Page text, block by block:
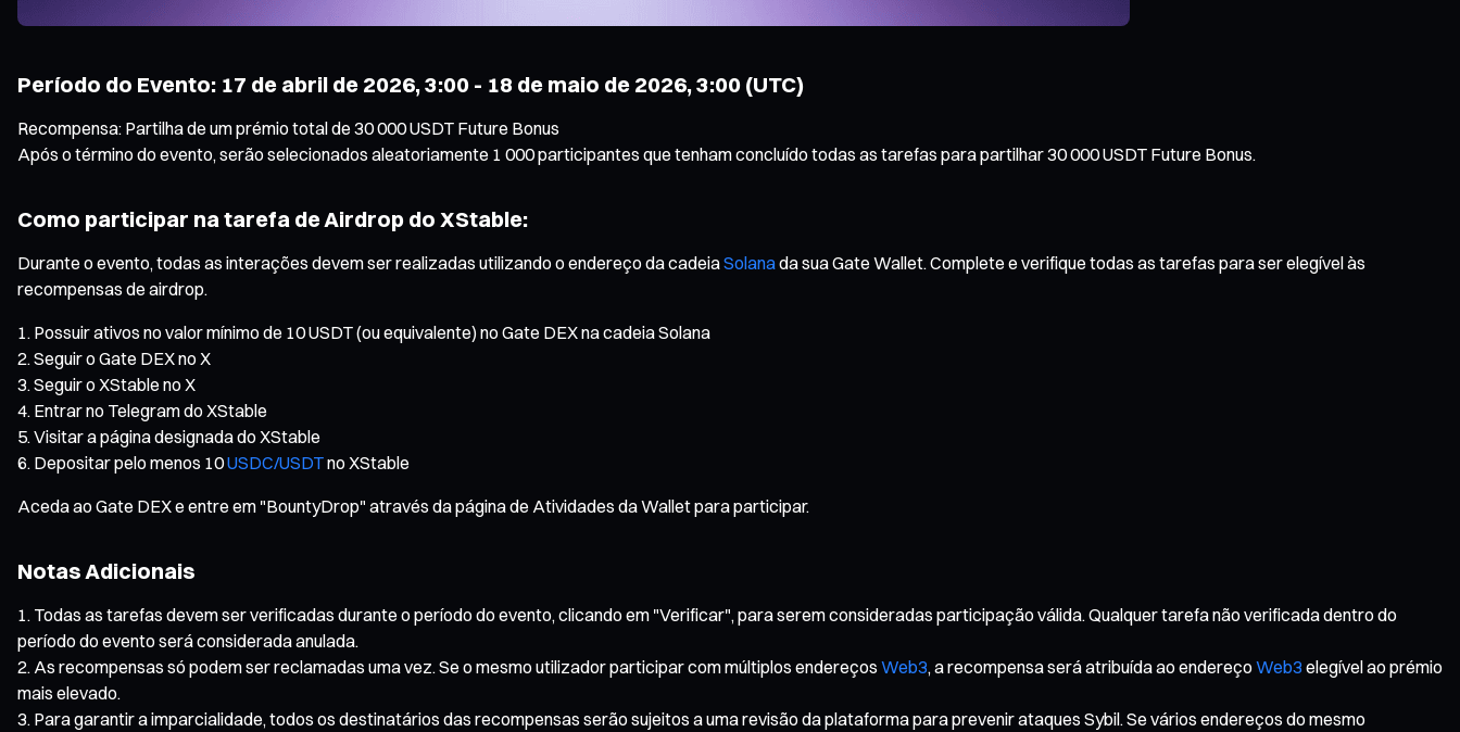
Período do Evento: 17 de abril de 2026, 3:00 - 18 de maio de 2026, 3:00 (UTC)
Recompensa: Partilha de um prémio total de 30 000 USDT Future Bonus
Após o término do evento, serão selecionados aleatoriamente 1 000 participantes que tenham concluído todas as tarefas para partilhar 30 000 USDT Future Bonus.
Como participar na tarefa de Airdrop do XStable:
Durante o evento, todas as interações devem ser realizadas utilizando o endereço da cadeiaSolanada sua Gate Wallet. Complete e verifique todas as tarefas para ser elegível às
recompensas de airdrop.
Possuir ativos no valor mínimo de 10 USDT (ou equivalente) no Gate DEX na cadeia Solana
Seguir o Gate DEX no X
Seguir o XStable no X
Entrar no Telegram do XStable
Visitar a página designada do XStable
Depositar pelo menos 10USDC/USDTno XStable
Aceda ao Gate DEX e entre em "BountyDrop" através da página de Atividades da Wallet para participar.
Notas Adicionais
Todas as tarefas devem ser verificadas durante o período do evento, clicando em "Verificar", para serem consideradas participação válida. Qualquer tarefa não verificada dentro do
período do evento será considerada anulada.
As recompensas só podem ser reclamadas uma vez. Se o mesmo utilizador participar com múltiplos endereços Web3, a recompensa será atribuída ao endereçoWeb3 elegível ao prémio
mais elevado.
Para garantir a imparcialidade, todos os destinatários das recompensas serão sujeitos a uma revisão da plataforma para prevenir ataques Sybil. Se vários endereços do mesmo